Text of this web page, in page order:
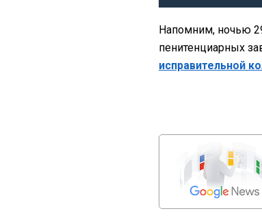
Напомним, ночью
пенитенциарных
исправительной